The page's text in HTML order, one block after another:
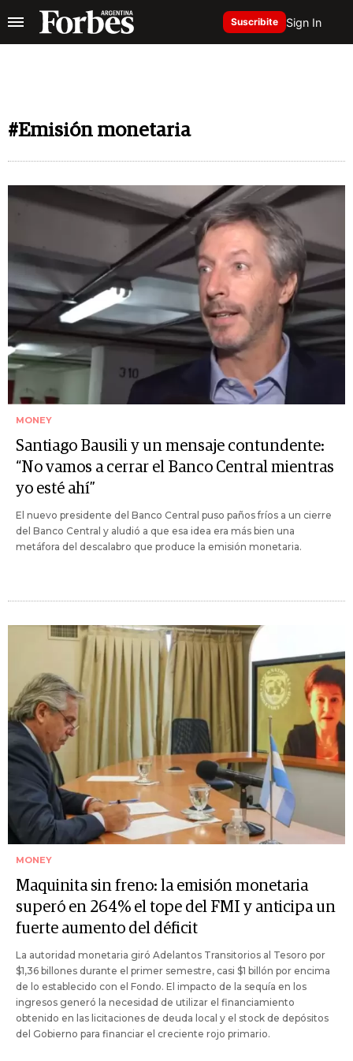
Suscribite Sign In
#Emisión monetaria
MONEY
Santiago Bausili y un mensaje contundente:
“No vamos a cerrar el Banco Central mientras
yo esté ahí”
El nuevo presidente del Banco Central puso paños fríos a un cierre
del Banco Central y aludió a que esa idea era más bien una
metáfora del descalabro que produce la emisión monetaria.
MONEY
Maquinita sin freno: la emisión monetaria
superó en 264% el tope del FMI y anticipa un
fuerte aumento del déficit
La autoridad monetaria giró Adelantos Transitorios al Tesoro por
$1,36 billones durante el primer semestre, casi $1 billón por encima
de lo establecido con el Fondo. El impacto de la sequía en los
ingresos generó la necesidad de utilizar el financiamiento
obtenido en las licitaciones de deuda local y el stock de depósitos
del Gobierno para financiar el creciente rojo primario.